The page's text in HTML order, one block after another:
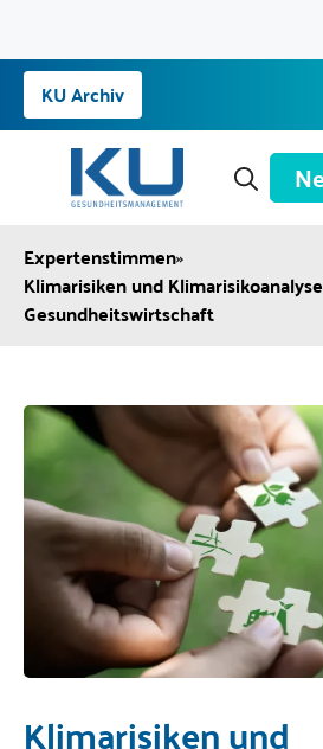
Zum
Inhalt
springen
KU Archiv
Expertenstimmen»
Klimarisiken und
Gesundheitswirtschaft
Klimarisiken und